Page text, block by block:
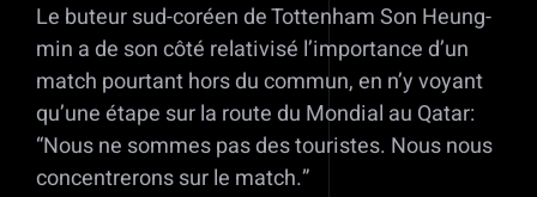
Le buteur sud-coréen de Tottenham Son Heung-
min a de son côté relativisé l’importance d’un
match pourtant hors du commun, en n’y voyant
qu’une étape sur la route du Mondial au Qatar:
“Nous ne sommes pas des touristes. Nous nous
concentrerons sur le match.”